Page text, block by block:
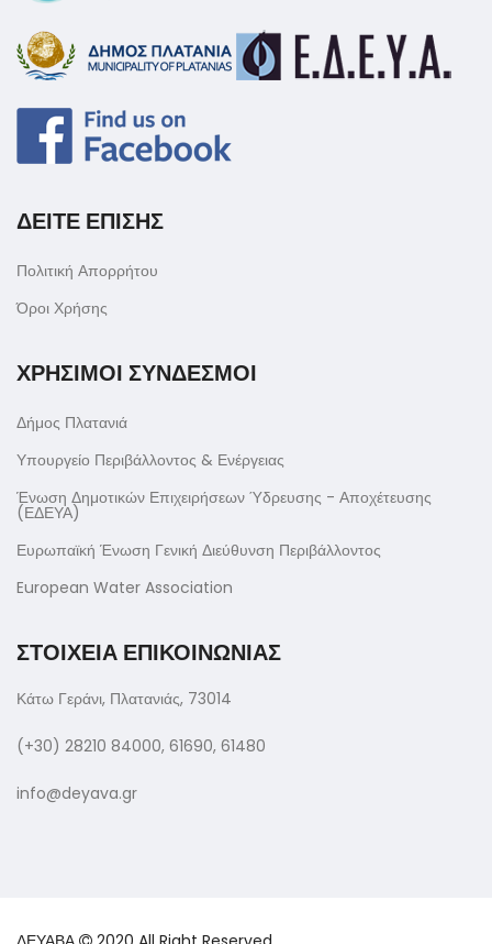
ΔΕΙΤΕ ΕΠΙΣΗΣ
Πολιτική Απορρήτου
Όροι Χρήσης
ΧΡΗΣΙΜΟΙ ΣΥΝΔΕΣΜΟΙ
Δήμος Πλατανιά
Υπουργείο Περιβάλλοντος & Ενέργειας
Ένωση Δημοτικών Επιχειρήσεων Ύδρευσης - Αποχέτευσης
(ΕΔΕΥΑ)
Ευρωπαϊκή Ένωση Γενική Διεύθυνση Περιβάλλοντος
European Water Association
ΣΤΟΙΧΕΙΑ ΕΠΙΚΟΙΝΩΝΙΑΣ
Κάτω Γεράνι, Πλατανιάς, 73014
(+30) 28210 84000, 61690, 61480
info@deyava.gr